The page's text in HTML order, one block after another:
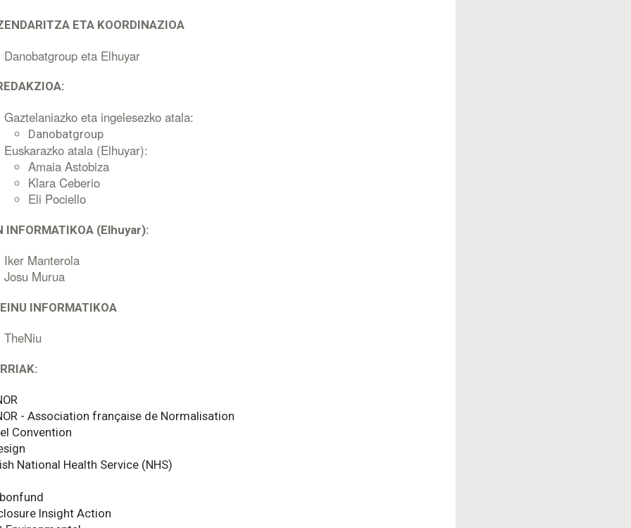
ETA KOORDINAZIOA
Danobatgroup eta Elhuyar
Gaztelaniazko eta ingelesezko atala:
Danobatgroup
Euskarazko atala (Elhuyar):
Amaia Astobiza
Klara Ceberio
Eli Pociello
INFORMATIKOA (Elhuyar):
Iker Manterola
Josu Murua
INFORMATIKOA
TheNiu
- Association française de Normalisation
Convention
National Health Service (NHS)
Insight Action